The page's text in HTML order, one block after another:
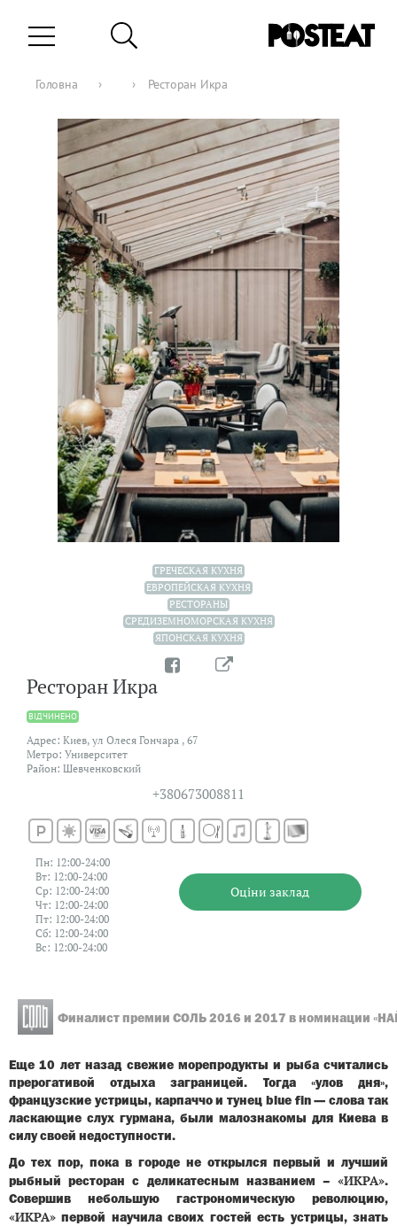
Головна › › Ресторан Икра
ГРЕЧЕСКАЯ КУХНЯ
ЕВРОПЕЙСКАЯ КУХНЯ
РЕСТОРАНЫ
СРЕДИЗЕМНОМОРСКАЯ КУХНЯ
ЯПОНСКАЯ КУХНЯ
Ресторан Икра
ВIДЧИНЕНО
Адрес: Киев, ул Олеся Гончара , 67
Метро: Университет
Район: Шевченковский
+380673008811
Пн: 12:00-24:00
Вт: 12:00-24:00
Ср: 12:00-24:00
Чт: 12:00-24:00
Пт: 12:00-24:00
Сб: 12:00-24:00
Вс: 12:00-24:00
Оцiни заклад
Финалист премии СОЛЬ 2016 и 2017 в номинации
Еще 10 лет назад свежие морепродукты и рыба считались
прерогативой отдыха заграницей. Тогда «улов дня»,
французские устрицы, карпаччо и тунец blue fin — слова так
ласкающие слух гурмана, были малознакомы для Киева в
силу своей недоступности.
До тех пор, пока в городе не открылся первый и лучший
рыбный ресторан с деликатесным названием – «ИКРА».
Совершив небольшую гастрономическую революцию,
«ИКРА» первой научила своих гостей есть устрицы, знать